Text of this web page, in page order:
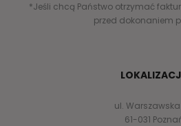
*Jeśli chcą Państwo otrzymać
przed dokonaniem
ul. Warszawska
61-031